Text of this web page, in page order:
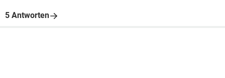
5 Antworten